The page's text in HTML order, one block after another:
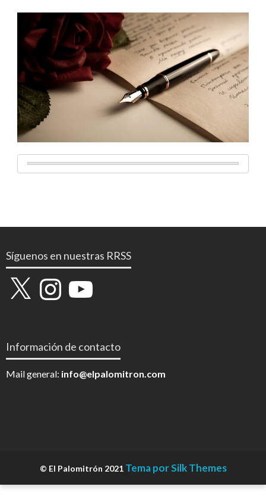
Síguenos en nuestras RRSS
X InstagramYouTube
Información de contacto
Mail general: info@elpalomitron.com
© El Palomitrón 2021 Tema por Silk Themes